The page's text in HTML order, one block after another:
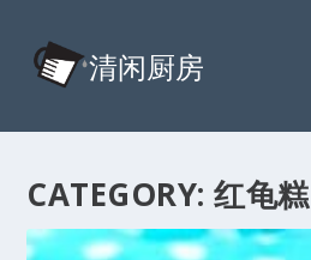
CATEGORY:红龟糕